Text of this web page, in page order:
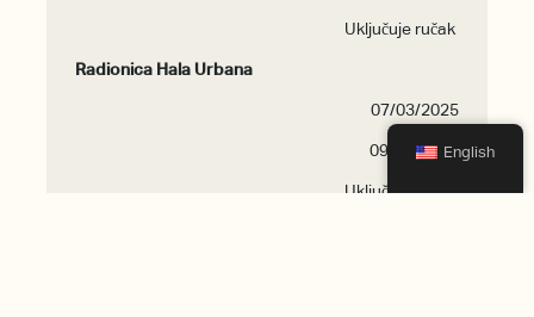
Uključuje ručak
Radionica Hala Urbana
07/03/2025
09:00-17:00
Uključuje ručak
English